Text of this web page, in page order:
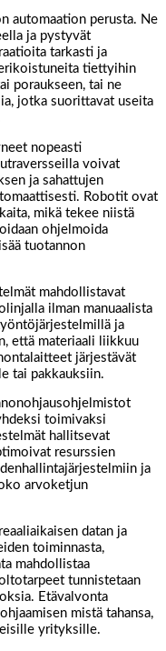
automaation perusta. Ne
ja pystyvät
tarkasti ja
tiettyihin
poraukseen, tai ne
jotka suorittavat useita
nopeasti
voivat
ja sahattujen
Robotit ovat
mikä tekee niistä
ohjelmoida
tuotannon
mahdollistavat
ilman manuaalista
ja
että materiaali liikkuu
järjestävät
tai pakkauksiin.
toimivaksi
hallitsevat
resurssien
ja
arvoketjun
datan ja
toiminnasta,
mahdollistaa
tunnistetaan
Etävalvonta
mistä tahansa,
yrityksille.